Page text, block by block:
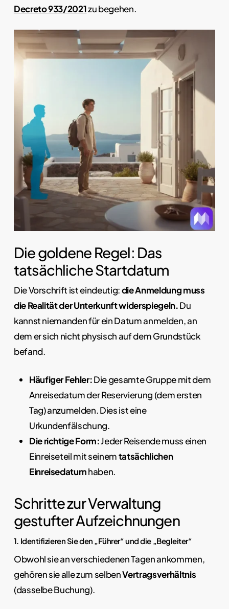
Decreto 933/2021zu begehen.
Die goldene Regel: Das
tatsächliche Startdatum
Die Vorschrift ist eindeutig:die Anmeldung muss
die Realität der Unterkunft widerspiegeln.Du
kannst niemanden für ein Datum anmelden, an
dem er sich nicht physisch auf dem Grundstück
befand.
Häufiger Fehler:Die gesamte Gruppe mit dem
Anreisedatum der Reservierung (dem ersten
Tag) anzumelden. Dies ist eine
Urkundenfälschung.
Die richtige Form:Jeder Reisende muss einen
Einreiseteil mit seinemtatsächlichen
Einreisedatumhaben.
Schritte zur Verwaltung
gestufter Aufzeichnungen
1. Identifizieren Sie den „Führer“ und die „Begleiter“
Obwohl sie an verschiedenen Tagen ankommen,
gehören sie alle zum selbenVertragsverhältnis
(dasselbe Buchung).